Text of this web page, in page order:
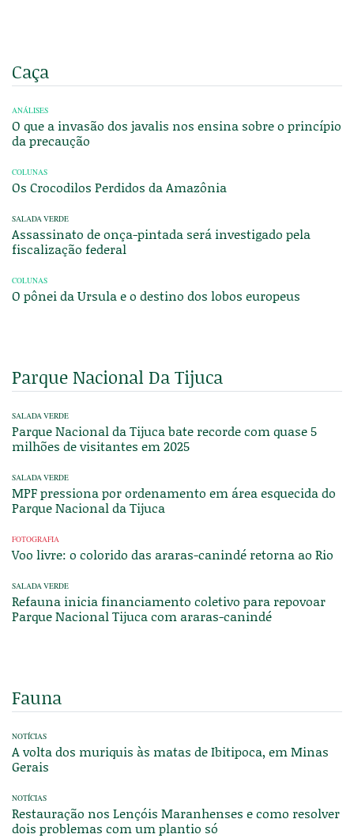
Caça
ANÁLISES
O que a invasão dos javalis nos ensina sobre o princípio
da precaução
COLUNAS
Os Crocodilos Perdidos da Amazônia
SALADA VERDE
Assassinato de onça-pintada será investigado pela
fiscalização federal
COLUNAS
O pônei da Ursula e o destino dos lobos europeus
Parque Nacional Da Tijuca
SALADA VERDE
Parque Nacional da Tijuca bate recorde com quase 5
milhões de visitantes em 2025
SALADA VERDE
MPF pressiona por ordenamento em área esquecida do
Parque Nacional da Tijuca
FOTOGRAFIA
Voo livre: o colorido das araras-canindé retorna ao Rio
SALADA VERDE
Refauna inicia financiamento coletivo para repovoar
Parque Nacional Tijuca com araras-canindé
Fauna
NOTÍCIAS
A volta dos muriquis às matas de Ibitipoca, em Minas
Gerais
NOTÍCIAS
Restauração nos Lençóis Maranhenses e como resolver
dois problemas com um plantio só